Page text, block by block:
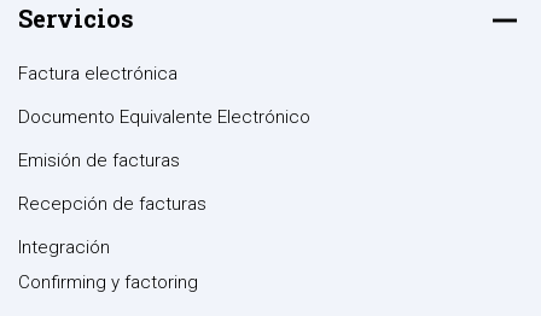
Servicios
Factura electrónica
Documento Equivalente Electrónico
Emisión de facturas
Recepción de facturas
Integración
Confirming y factoring